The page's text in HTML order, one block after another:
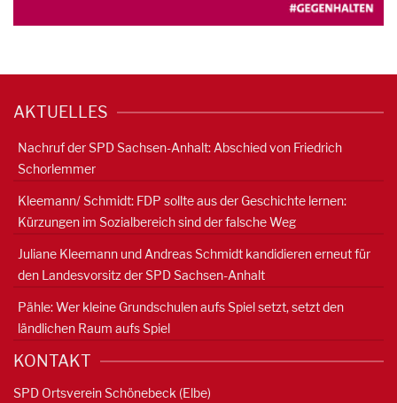
AKTUELLES
Nachruf der SPD Sachsen-Anhalt: Abschied von Friedrich
Schorlemmer
Kleemann/ Schmidt: FDP sollte aus der Geschichte lernen:
Kürzungen im Sozialbereich sind der falsche Weg
Juliane Kleemann und Andreas Schmidt kandidieren erneut für
den Landesvorsitz der SPD Sachsen-Anhalt
Pähle: Wer kleine Grundschulen aufs Spiel setzt, setzt den
ländlichen Raum aufs Spiel
KONTAKT
SPD Ortsverein Schönebeck (Elbe)